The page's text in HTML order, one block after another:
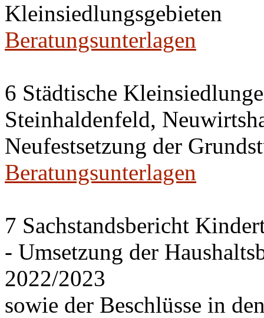
Kleinsiedlungsgebieten
Beratungsunterlagen
6 Städtische
Steinhaldenfeld,
Neufestsetzung der
Beratungsunterlagen
7 Sachstandsbericht
- Umsetzung der
2022/2023
sowie der Beschlüsse in